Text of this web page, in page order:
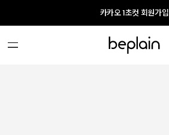
카카오 1초컷 회원가입